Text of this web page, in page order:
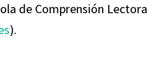
de Comprensión Lectora
).